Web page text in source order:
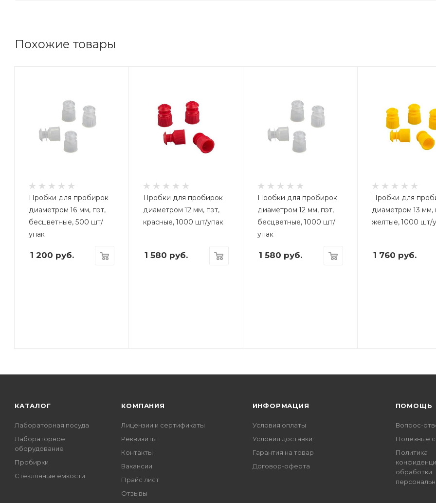
Похожие товары
Пробки для пробирок
диаметром 16 мм, пэт,
бесцветные, 500 шт/
упак
1 200 руб.
Пробки для пробирок
диаметром 12 мм, пэт,
красные, 1000 шт/упак
1 580 руб.
Пробки для пробирок
диаметром 12 мм, пэт,
бесцветные, 1000 шт/
упак
1 580 руб.
Пробки для
диаметром 13 мм,
желтые, 1000 шт/
1 760 руб.
КАТАЛОГ
Лабораторная посуда
Лабораторное
оборудование
Пробирки
Стеклянные емкости
КОМПАНИЯ
Лицензии и сертификаты
Реквизиты
Контакты
Вакансии
Прайс лист
Отзывы
ИНФОРМАЦИЯ
Условия оплаты
Условия доставки
Гарантия на товар
Договор-оферта
ПОМОЩЬ
Вопрос-
Полезные
Политика
обработки